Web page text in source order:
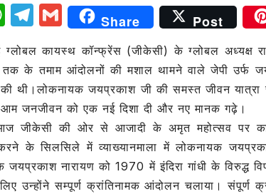
W
h
at
s
A
p
p
T
e
g
ra
m
G
m
ai
l
Share Post
ग्लोबल कायस्थ कॉन्फ्रेंस (जीकेसी) के ग्लोबल
के तमाम आंदोलनों की मशाल थामने वाले जेपी उर्फ
थी।लोकनायक जयप्रकाश जी की समस्त जीवन यात्रा
आम जनजीवन को एक नई दिशा दी और नए मानक गढ़े।
जीकेसी की ओर से आजादी के अमृत महोत्सव पर
करने के सिलसिले में व्याख्यानमाला में लोकनायक
नारायण को 1970 में इंदिरा गांधी के विरुद्ध
उन्होंने सम्पूर्ण क्रांतिनामक आंदोलन चलाया। संपूर्ण